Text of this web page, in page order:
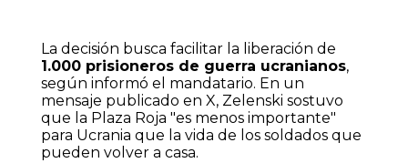
La decisión busca facilitar la liberación de
1.000 prisioneros de guerra ucranianos,
según informó el mandatario. En un
mensaje publicado en X, Zelenski sostuvo
que la Plaza Roja "es menos importante"
para Ucrania que la vida de los soldados que
pueden volver a casa.